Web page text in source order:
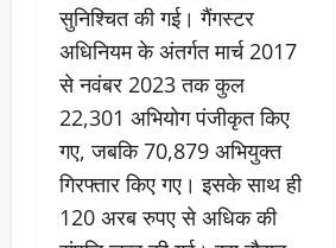
सुनिश्चित की गई। गैंगस्टर
अधिनियम के अंतर्गत मार्च 2017
से नवंबर 2023 तक कुल
22,301 अभियोग पंजीकृत किए
गए, जबकि 70,879 अभियुक्त
गिरफ्तार किए गए। इसके साथ ही
120 अरब रुपए से अधिक की